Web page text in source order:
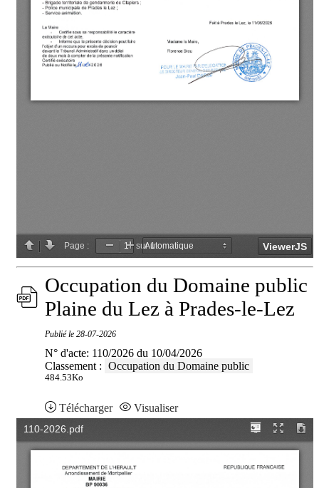
Occupation du Domaine public
Plaine du Lez à Prades-le-Lez
Publié le 28-07-2026
N° d'acte: 110/2026 du 10/04/2026
Classement : Occupation du Domaine public
484.53Ko
Télécharger Visualiser